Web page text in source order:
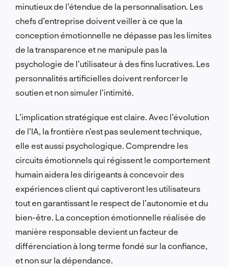
minutieux de l’étendue de la personnalisation. Les
chefs d’entreprise doivent veiller à ce que la
conception émotionnelle ne dépasse pas les limites
de la transparence et ne manipule pas la
psychologie de l’utilisateur à des fins lucratives. Les
personnalités artificielles doivent renforcer le
soutien et non simuler l’intimité.
L’implication stratégique est claire. Avec l’évolution
de l’IA, la frontière n’est pas seulement technique,
elle est aussi psychologique. Comprendre les
circuits émotionnels qui régissent le comportement
humain aidera les dirigeants à concevoir des
expériences client qui captiveront les utilisateurs
tout en garantissant le respect de l’autonomie et du
bien-être. La conception émotionnelle réalisée de
manière responsable devient un facteur de
différenciation à long terme fondé sur la confiance,
et non sur la dépendance.